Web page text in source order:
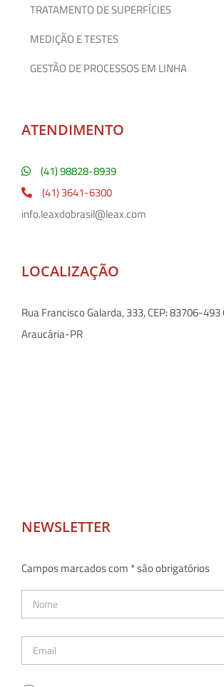
TRATAMENTO DE SUPERFÍCIES
MEDIÇÃO E TESTES
GESTÃO DE PROCESSOS EM LINHA
ATENDIMENTO
(41) 98828-8939
(41) 3641-6300
info.leaxdobrasil@leax.com
LOCALIZAÇÃO
Rua Francisco Galarda, 333, CEP: 83706-493
Araucária-PR
NEWSLETTER
Campos marcados com * são obrigatórios